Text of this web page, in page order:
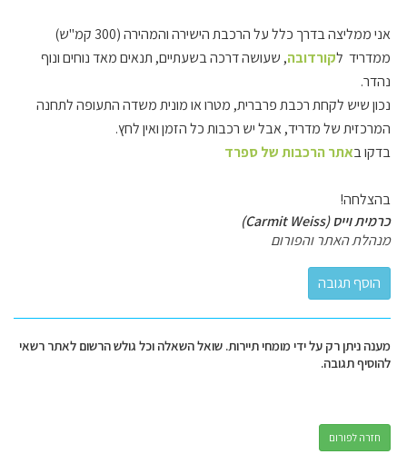
אני ממליצה בדרך כלל על הרכבת הישירה והמהירה (300 קמ"ש)
ממדריד לקורדובה, שעושה דרכה בשעתיים, תנאים מאד נוחים ונוף
נהדר.
נכון שיש לקחת רכבת פרברית, מטרו או מונית משדה התעופה לתחנה
המרכזית של מדריד, אבל יש רכבות כל הזמן ואין לחץ.
בדקו באתר הרכבות של ספרד
בהצלחה!
כרמית וייס (Carmit Weiss)
מנהלת האתר והפורום
מענה ניתן רק על ידי מומחי תיירות. שואל השאלה וכל גולש הרשום לאתר רשאי
להוסיף תגובה.
חזרה לפורום